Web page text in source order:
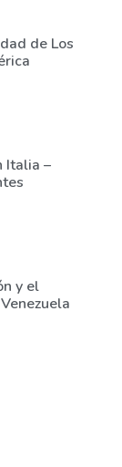
de Los
Italia –
y el